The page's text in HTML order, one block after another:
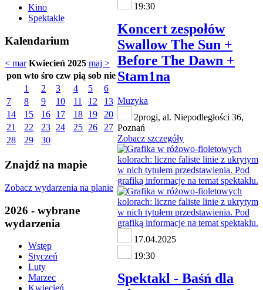
Kino
Spektakle
Kalendarium
< mar Kwiecień 2025 maj >
pon wto śro czw pią sob nie
1
2 3 4 5
6
7
8 9 10 11 12
13
14
15 16 17 18 19
20
21
22 23 24 25 26
27
28
29 30
Znajdź na mapie
Zobacz wydarzenia na planie
2026 - wybrane
wydarzenia
Wstęp
Styczeń
Luty
Marzec
19:30
Koncert zespołów
Swallow The Sun +
Before The Dawn +
Stam1na
Muzyka
2progi, al. Niepodległości 36,
Poznań
Zobacz szczegóły
17.04.2025
19:30
Spektakl - Baśń dla